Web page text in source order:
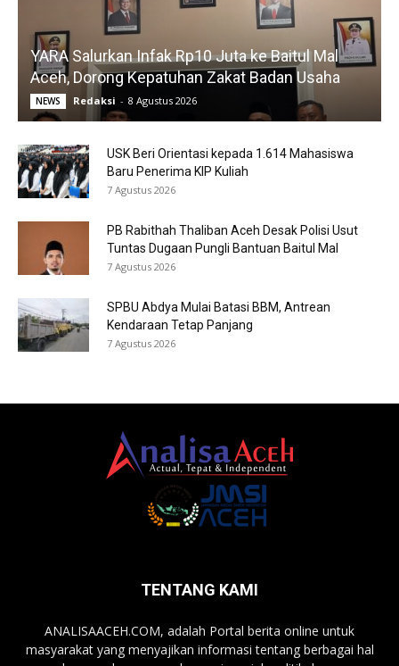
YARA Salurkan Infak Rp10 Juta ke Baitul Mal
Aceh, Dorong Kepatuhan Zakat Badan Usaha
NEWS Redaksi - 8 Agustus 2026
USK Beri Orientasi kepada 1.614 Mahasiswa
Baru Penerima KIP Kuliah
7 Agustus 2026
PB Rabithah Thaliban Aceh Desak Polisi Usut
Tuntas Dugaan Pungli Bantuan Baitul Mal
7 Agustus 2026
SPBU Abdya Mulai Batasi BBM, Antrean
Kendaraan Tetap Panjang
7 Agustus 2026
TENTANG KAMI
ANALISAACEH.COM, adalah Portal berita online untuk
masyarakat yang menyajikan informasi tentang berbagai hal